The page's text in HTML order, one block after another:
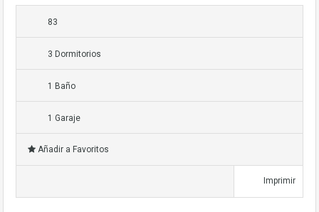
83
3 Dormitorios
1 Baño
1 Garaje
Añadir a Favoritos
Imprimir